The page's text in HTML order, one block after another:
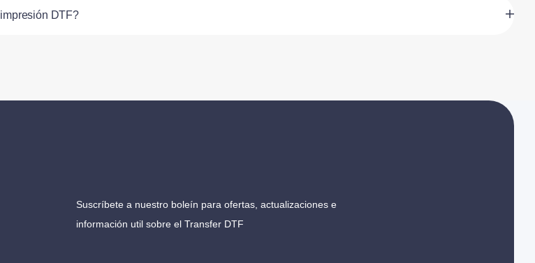
DTF?
Suscríbete a nuestro boleín para ofertas, actualizaciones e
información util sobre el Transfer DTF